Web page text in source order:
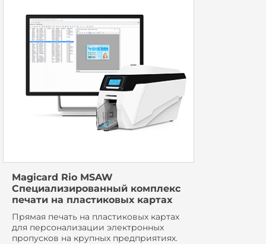
Magicard Rio MSAW
Специализированный комплекс
печати на пластиковых картах
Прямая печать на пластиковых картах
для персонализации электронных
пропусков на крупных предприятиях.